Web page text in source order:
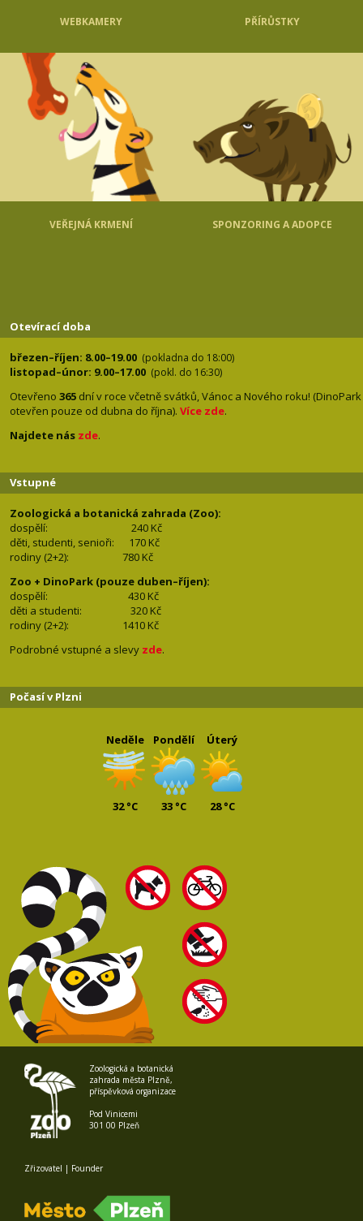
WEBKAMERY PŘÍRŮSTKY
VEŘEJNÁ KRMENÍ SPONZORING A ADOPCE
Otevírací doba
březen–říjen: 8.00–19.00 (pokladna do 18:00)
listopad–únor: 9.00–17.00 (pokl. do 16:30)
Otevřeno 365 dní v roce včetně svátků, Vánoc a Nového roku! (DinoPark
otevřen pouze od dubna do října). Více zde.
Najdete nás zde.
Vstupné
Zoologická a botanická zahrada (Zoo):
dospělí:
240 Kč
děti, studenti, senioři: 170 Kč
rodiny (2+2): 780 Kč
Zoo + DinoPark (pouze duben–říjen):
dospělí: 430 Kč
děti a studenti: 320 Kč
rodiny (2+2): 1410 Kč
Podrobné vstupné a slevy zde.
Počasí v Plzni
Neděle
32 °C
Pondělí
33 °C
Úterý
28 °C
Zoologická a botanická
zahrada města Plzně,
příspěvková organizace
Pod Vinicemi
301 00 Plzeň
Zřizovatel | Founder